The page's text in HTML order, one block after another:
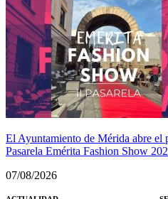
El Ayuntamiento de Mérida abre el
Pasarela Emérita Fashion Show
07/08/2026